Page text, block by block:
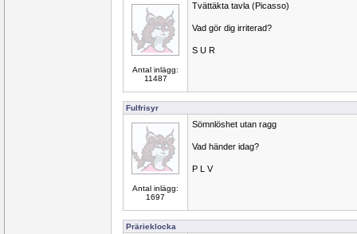
Antal inlägg:
11487
Tvättäkta tavla (Picasso)
Vad gör dig irriterad?
S U R
Fulfrisyr
Antal inlägg:
1697
Sömnlöshet utan ragg
Vad händer idag?
P L V
Prärieklocka